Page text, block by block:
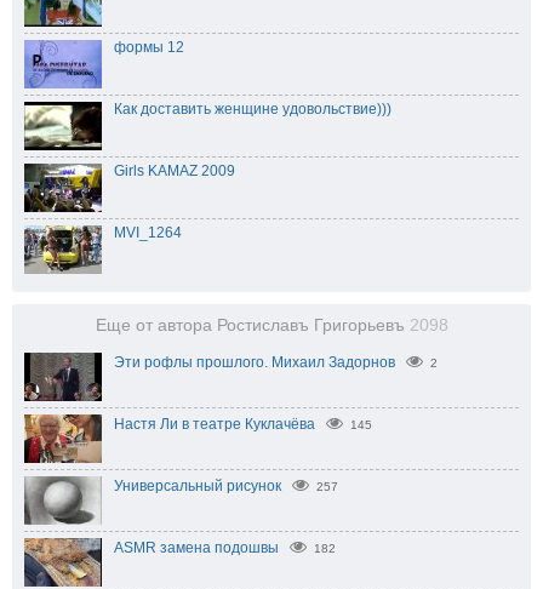
формы 12
Как доставить женщине удовольствие)))
Girls KAMAZ 2009
MVI_1264
Еще от автора Ростиславъ Григорьевъ 2098
Эти рофлы прошлого. Михаил Задорнов 2
Настя Ли в театре Куклачёва 145
Универсальный рисунок 257
ASMR замена подошвы 182